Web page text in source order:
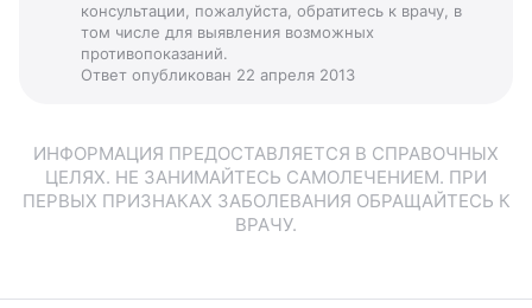
консультации, пожалуйста, обратитесь к врачу, в
том числе для выявления возможных
противопоказаний.
Ответ опубликован 22 апреля 2013
ИНФОРМАЦИЯ ПРЕДОСТАВЛЯЕТСЯ В СПРАВОЧНЫХ
ЦЕЛЯХ. НЕ ЗАНИМАЙТЕСЬ САМОЛЕЧЕНИЕМ. ПРИ
ПЕРВЫХ ПРИЗНАКАХ ЗАБОЛЕВАНИЯ ОБРАЩАЙТЕСЬ К
ВРАЧУ.